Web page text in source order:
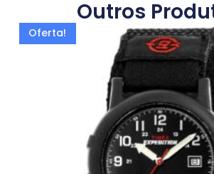
Outros
Oferta!